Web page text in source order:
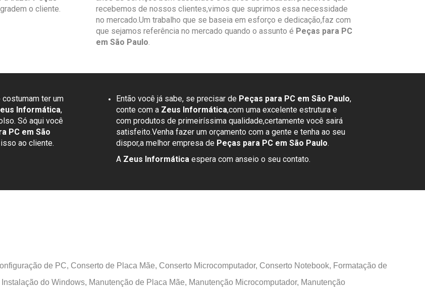
o cliente.
recebemos de nossos clientes,vimos que suprimos essa necessidade
no mercado.Um trabalho que se baseia em esforço e dedicação,faz com
que sejamos referência no mercado quando o assunto é Peças para PC
em São Paulo.
costumam ter um
Informática,
Só aqui você
PC em São
ao cliente.
Então você já sabe, se precisar de Peças para PC em São Paulo,
conte com a Zeus Informática,com uma excelente estrutura e
com produtos de primeiríssima qualidade,certamente você sairá
satisfeito.Venha fazer um orçamento com a gente e tenha ao seu
dispor,a melhor empresa de Peças para PC em São Paulo.
A Zeus Informática espera com anseio o seu contato.
de PC, Conserto de Placa Mãe, Conserto Microcomputador, Conserto Notebook, Formatação de
Instalação do Windows, Manutenção de Placa Mãe, Manutenção Microcomputador, Manutenção